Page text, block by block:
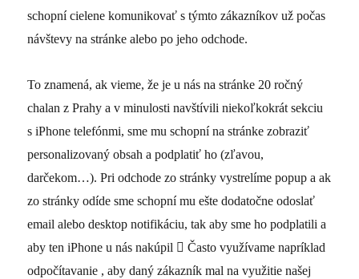
schopní cielene komunikovať s týmto zákazníkov už počas
návštevy na stránke alebo po jeho odchode.
To znamená, ak vieme, že je u nás na stránke 20 ročný
chalan z Prahy a v minulosti navštívili niekoľkokrát sekciu
s iPhone telefónmi, sme mu schopní na stránke zobraziť
personalizovaný obsah a podplatiť ho (zľavou,
darčekom…). Pri odchode zo stránky vystrelíme popup a ak
zo stránky odíde sme schopní mu ešte dodatočne odoslať
email alebo desktop notifikáciu, tak aby sme ho podplatili a
aby ten iPhone u nás nakúpil  Často využívame napríklad
odpočítavanie , aby daný zákazník mal na využitie našej